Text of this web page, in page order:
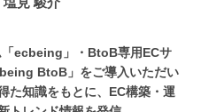
「ecbeing」・BtoB専用ECサ
BtoB」をご導入いただい
た知識をもとに、EC構築・運